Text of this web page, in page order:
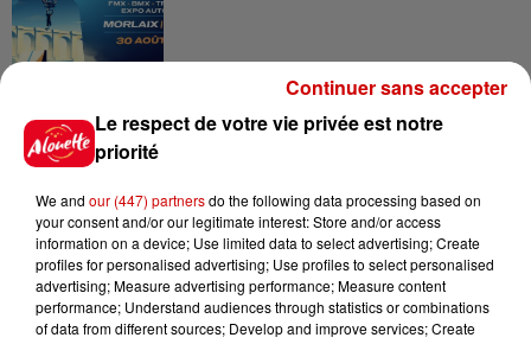
Gagnez vos places pour le
festival Marché Gourmand 2026
Le Duel - Gagnez vos entrées
pour le parc animalier de votre
choix !
Le respect de votre vie privée est notre
priorité
We and our (447) partnersdo the following data processing based on
your consent and/or our legitimate interest: Store and/or access
information on a device; Use limited data to select advertising; Create
profiles for personalised advertising; Use profiles to select personalised
advertising; Measure advertising performance; Measure content
performance; Understand audiences through statistics or combinations
of data from different sources; Develop and improve services; Create
Continuer sans accepter